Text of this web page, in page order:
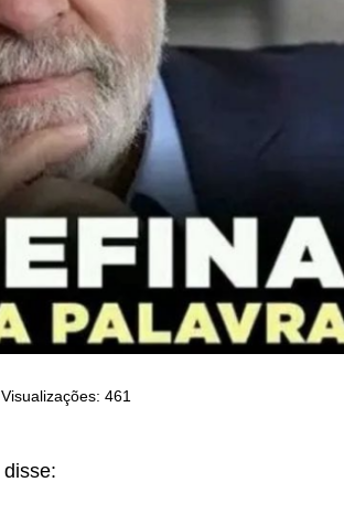
Visualizações: 461
disse: